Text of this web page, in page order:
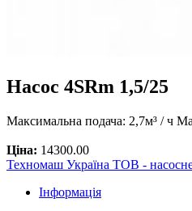
Насос 4SRm 1,5/25
Максимальна подача: 2,7м³ / ч
Ціна: 14300.00
Техномаш Україна ТОВ -
Інформація